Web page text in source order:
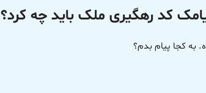
کد رهگیری ملک باید چه کرد؟